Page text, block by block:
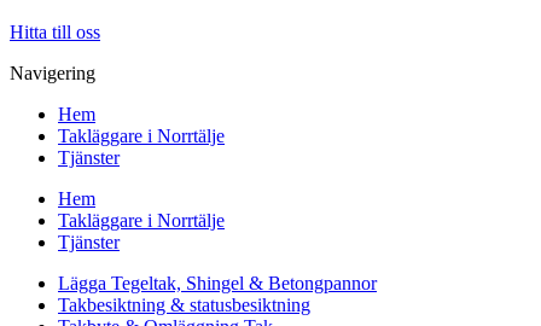
Hitta till oss
Navigering
Hem
Takläggare i Norrtälje
Tjänster
Hem
Takläggare i Norrtälje
Tjänster
Lägga Tegeltak, Shingel & Betongpannor
Takbesiktning & statusbesiktning